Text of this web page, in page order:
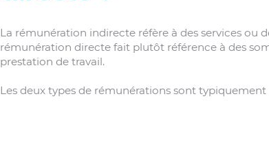
La rémunération indirecte réfère à des services ou
rémunération directe fait plutôt référence à des
prestation de travail.
Les deux types de rémunérations sont